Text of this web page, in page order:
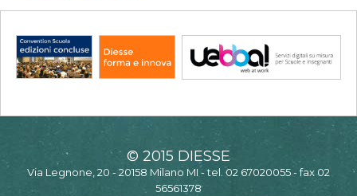
© 2015 DIESSE
Via Legnone, 20 - 20158 Milano MI - tel. 02 67020055 - fax 02
56561378